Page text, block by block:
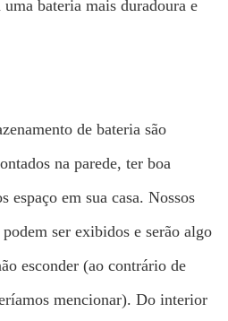
bateria mais duradoura e
de bateria são
na parede, ter boa
espaço em sua casa. Nossos
ser exibidos e serão algo
esconder (ao contrário de
mencionar). Do interior